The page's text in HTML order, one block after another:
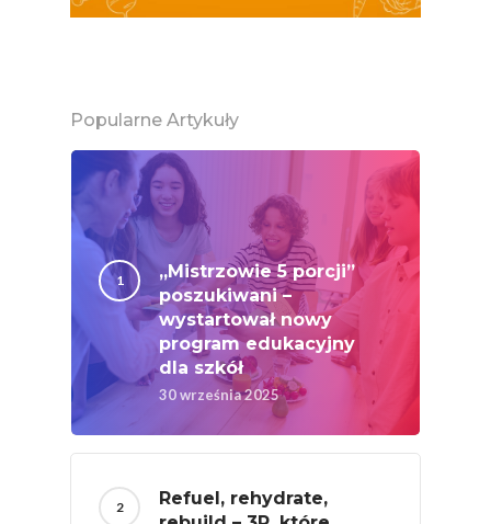
Popularne Artykuły
„Mistrzowie 5 porcji”
poszukiwani –
wystartował nowy
program edukacyjny
dla szkół
30 września 2025
Refuel, rehydrate,
MOC POLSKICH
Certyfikowany
Narodowe Badania
Konsumpcji Warzyw
Owoców
Nutriscore Fakty
Federacja
Rolnych – Ziemniaki
Nich Największa